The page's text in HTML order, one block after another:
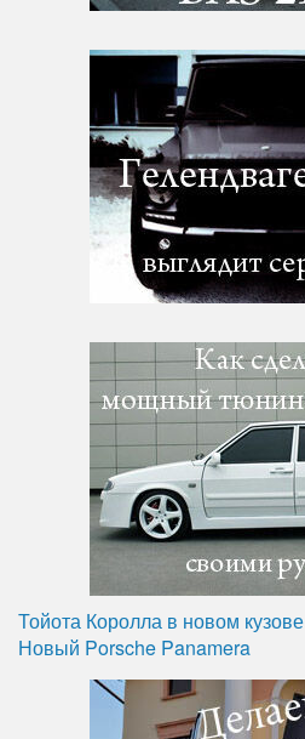
Тойота Королла в новом кузове
Новый Porsche Panamera